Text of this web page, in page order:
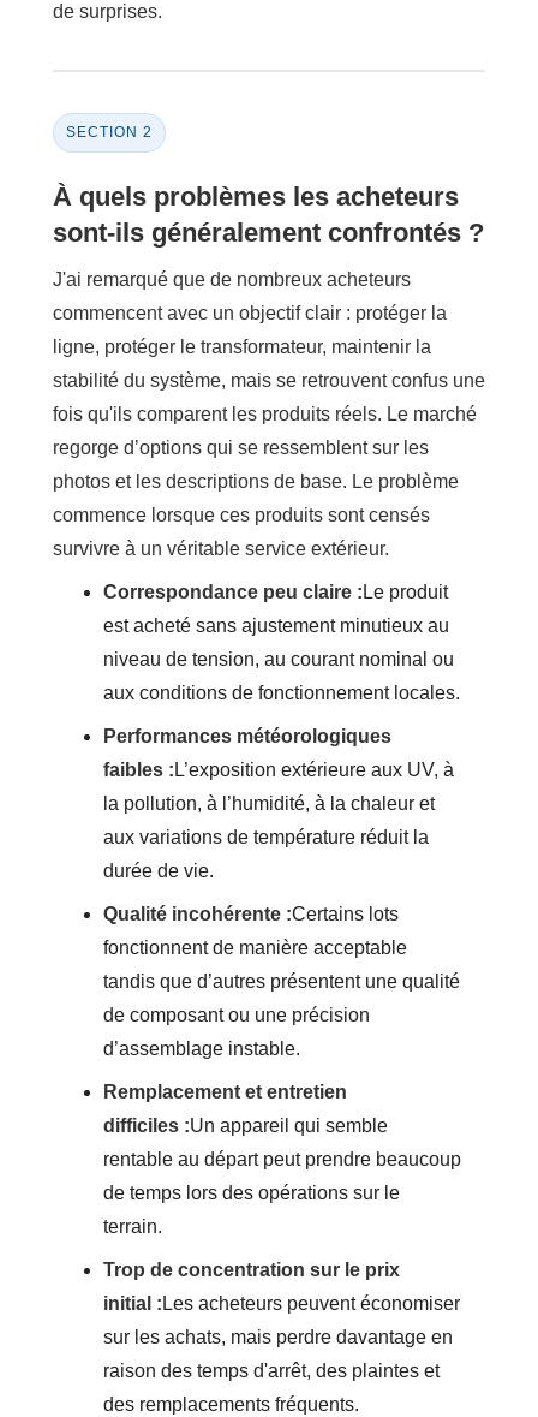
de surprises.
SECTION 2
À quels problèmes les acheteurs
sont-ils généralement confrontés ?
J'ai remarqué que de nombreux acheteurs
commencent avec un objectif clair : protéger la
ligne, protéger le transformateur, maintenir la
stabilité du système, mais se retrouvent confus une
fois qu'ils comparent les produits réels. Le marché
regorge d’options qui se ressemblent sur les
photos et les descriptions de base. Le problème
commence lorsque ces produits sont censés
survivre à un véritable service extérieur.
Correspondance peu claire : Le produit
est acheté sans ajustement minutieux au
niveau de tension, au courant nominal ou
aux conditions de fonctionnement locales.
Performances météorologiques
faibles : L’exposition extérieure aux UV, à
la pollution, à l’humidité, à la chaleur et
aux variations de température réduit la
durée de vie.
Qualité incohérente :Certains lots
fonctionnent de manière acceptable
tandis que d’autres présentent une qualité
de composant ou une précision
d’assemblage instable.
Remplacement et entretien
difficiles :Un appareil qui semble
rentable au départ peut prendre beaucoup
de temps lors des opérations sur le
terrain.
Trop de concentration sur le prix
initial : Les acheteurs peuvent économiser
sur les achats, mais perdre davantage en
raison des temps d'arrêt, des plaintes et
des remplacements fréquents.